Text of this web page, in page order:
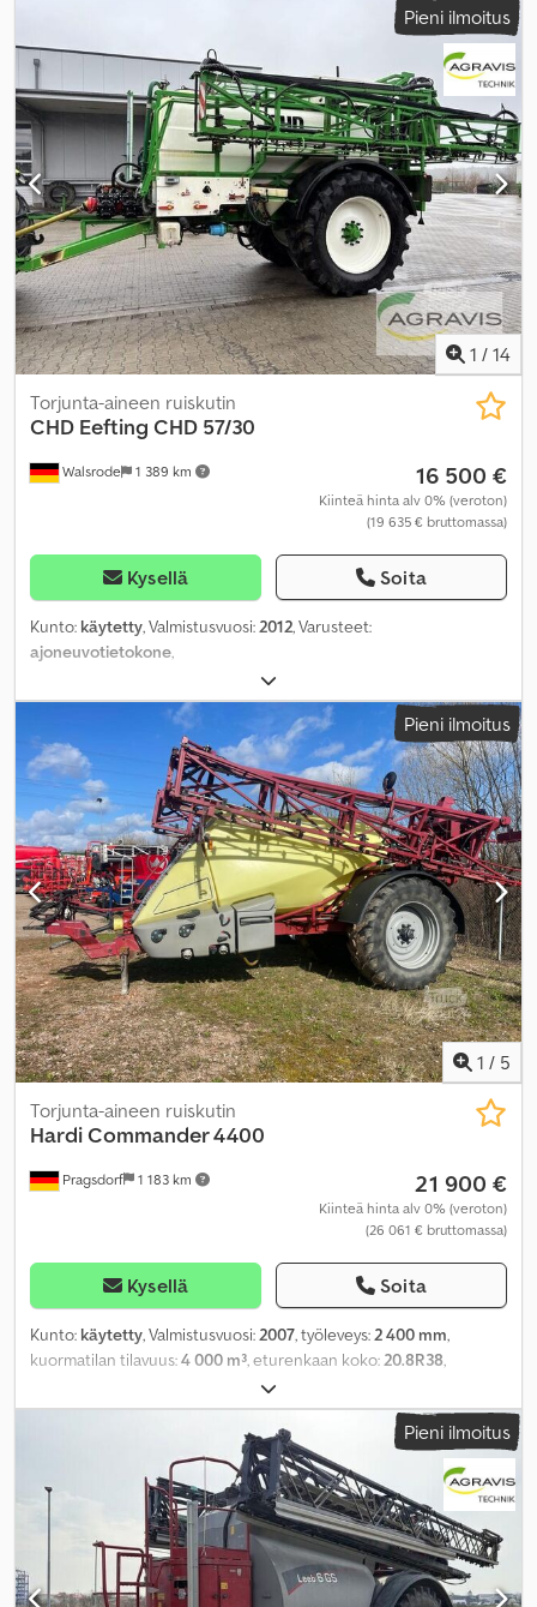
Pieni ilmoitus
1 / 14
Walsrode 1 389 km
Torjunta-aineen ruiskutin
CHD Eefting CHD 57/30
16 500 €
Kiinteä hinta alv 0% (veroton)
(19 635 € bruttomassa)
Kysellä Soita
Kunto: käytetty, Valmistusvuosi:2012, Varusteet:
ajoneuvotietokone,
Pieni ilmoitus
1 / 5
Pragsdorf 1 183 km
Torjunta-aineen ruiskutin
HardiCommander 4400
21 900 €
Kiinteä hinta alv 0% (veroton)
(26 061 € bruttomassa)
Kysellä Soita
Kunto: käytetty, Valmistusvuosi:2007, työleveys:2 400 mm,
kuormatilan tilavuus:4 000 m³, eturenkaan koko:20.8R38,
ajoneuvotietokone, paineilmajarru, valaistus
Pieni ilmoitus